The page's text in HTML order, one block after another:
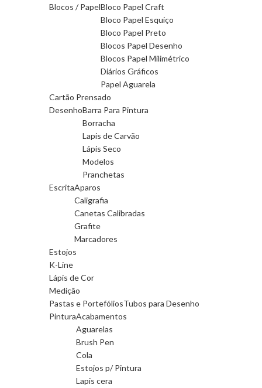
Blocos / PapelBloco Papel Craft
Bloco Papel Esquiço
Bloco Papel Preto
Blocos Papel Desenho
Blocos Papel Milimétrico
Diários Gráficos
Papel Aguarela
Cartão Prensado
DesenhoBarra Para Pintura
Borracha
Lapis de Carvão
Lápis Seco
Modelos
Pranchetas
EscritaAparos
Caligrafia
Canetas Calibradas
Grafite
Marcadores
Estojos
K-Line
Lápis de Cor
Medição
Pastas e PortefóliosTubos para Desenho
PinturaAcabamentos
Aguarelas
Brush Pen
Cola
Estojos p/ Pintura
Lapis cera